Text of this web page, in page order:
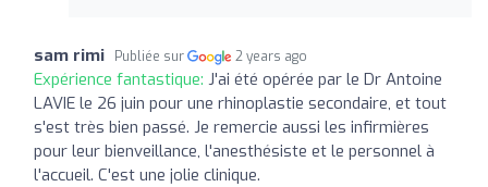
sam rimi Publiée sur 2 years ago
Expérience fantastique: J'ai été opérée par le Dr Antoine
LAVIE le 26 juin pour une rhinoplastie secondaire, et tout
s'est très bien passé. Je remercie aussi les infirmières
pour leur bienveillance, l'anesthésiste et le personnel à
l'accueil. C'est une jolie clinique.